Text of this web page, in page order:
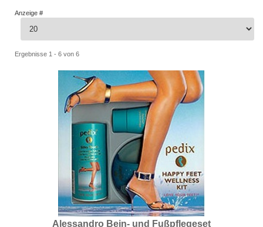
Anzeige #
Ergebnisse 1 - 6 von 6
Alessandro Bein- und Fußpflegeset